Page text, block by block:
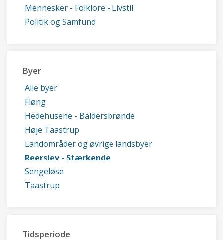
Mennesker - Folklore - Livstil
Politik og Samfund
Byer
Alle byer
Fløng
Hedehusene - Baldersbrønde
Høje Taastrup
Landområder og øvrige landsbyer
Reerslev - Stærkende
Sengeløse
Taastrup
Tidsperiode